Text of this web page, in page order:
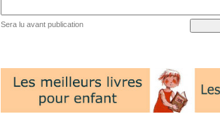
Sera lu avant publication